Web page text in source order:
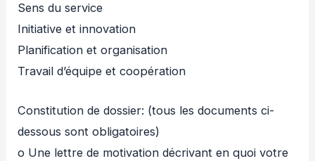
Sens du service
Initiative et innovation
Planification et organisation
Travail d’équipe et coopération
Constitution de dossier: (tous les documents ci-
dessous sont obligatoires)
o Une lettre de motivation décrivant en quoi votre